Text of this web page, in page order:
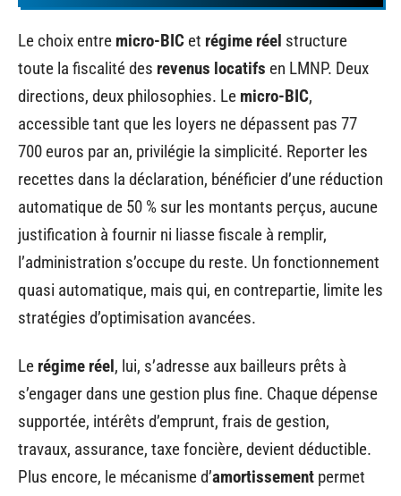
Le choix entre micro-BIC et régime réel structure
toute la fiscalité des revenus locatifs en LMNP. Deux
directions, deux philosophies. Le micro-BIC,
accessible tant que les loyers ne dépassent pas 77
700 euros par an, privilégie la simplicité. Reporter les
recettes dans la déclaration, bénéficier d’une réduction
automatique de 50 % sur les montants perçus, aucune
justification à fournir ni liasse fiscale à remplir,
l’administration s’occupe du reste. Un fonctionnement
quasi automatique, mais qui, en contrepartie, limite les
stratégies d’optimisation avancées.
Le régime réel, lui, s’adresse aux bailleurs prêts à
s’engager dans une gestion plus fine. Chaque dépense
supportée, intérêts d’emprunt, frais de gestion,
travaux, assurance, taxe foncière, devient déductible.
Plus encore, le mécanisme d’amortissement permet